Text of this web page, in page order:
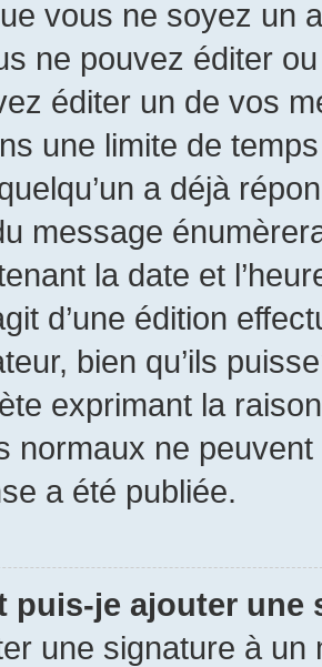
vous ne soyez un
ne pouvez éditer
éditer un de vos
une limite de
a déjà
message
la date et
d’une édition
bien qu’ils
exprimant la
normaux ne
a été publiée.
puis-je ajouter une
une signature à un